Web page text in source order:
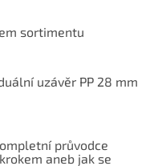
sortimentu
uzávěr PP 28 mm
průvodce
aneb jak se